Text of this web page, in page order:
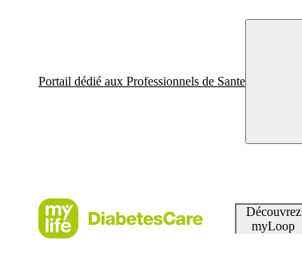
Portail dédié aux Professionnels de Sante
Découvrez
myLoop